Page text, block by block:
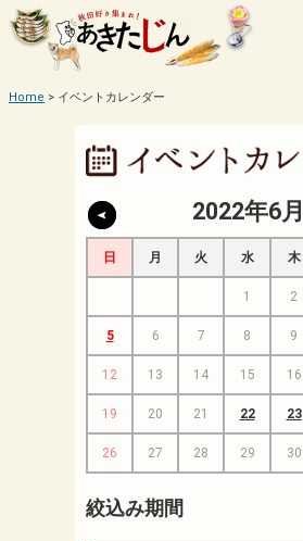
Home イベントカレンダー
2022年6月
日 月 火 水 木
1 2
5 6 7 8 9
12 13 14 15 16
19 20 21 22 23
26 27 28 29 30
絞込み期間